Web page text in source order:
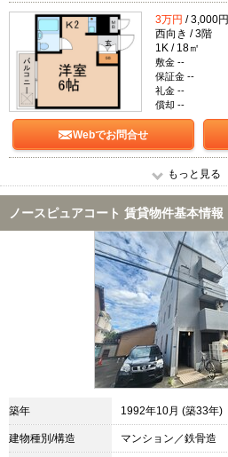
3万円 / 3,000円
西向き / 3階
1K / 18㎡
敷金 --
保証金 --
礼金 --
償却 --
Webでお問合せ
もっと見る
ノースピュアコート 賃貸物件基本情報
築年 1992年10月 (築33年)
建物種別/構造 マンション／鉄骨造